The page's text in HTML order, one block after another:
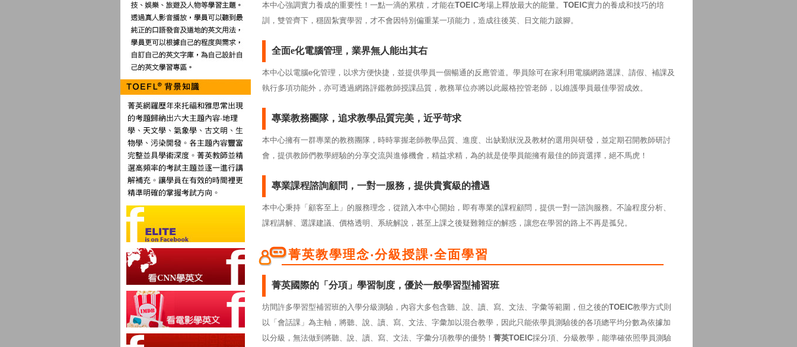
本中心強調實力養成的重要性！一點一滴的累積，才能在TOEIC考場上釋放最大的能量。 TOEIC實力的養成和技巧的培
訓，雙管齊下，穩固紮實學習，才不會因特別偏重某一項能力，造成往後英、日文能力跛腳。
全面e化電腦管理，業界無人能出其右
本中心以電腦e化管理，以求方便快捷，並提供學員一個暢通的反應管道。學員除可在家利用電腦網路選課、請假、補課及
執行多項功能外，亦可透過網路評鑑教師授課品質，教務單位亦將以此嚴格控管老師，以維護學員最佳學習成效。
專業教務團隊，追求教學品質完美，近乎苛求
本中心擁有一群專業的教務團隊，時時掌握老師教學品質、進度、出缺勤狀況及教材的選用與研發，並定期召開教師研討
會，提供教師們教學經驗的分享交流與進修機會，精益求精，為的就是使學員能擁有最佳的師資選擇，絕不馬虎！
專業課程諮詢顧問，一對一服務，提供貴賓級的禮遇
本中心秉持「顧客至上」的服務理念，從踏入本中心開始，即有專業的課程顧問，提供一對一諮詢服務。不論程度分析、
課程講解、選課建議、價格透明、系統解說，甚至上課之後疑難雜症的解惑，讓您在學習的路上不再是孤兒。
菁英教學理念‧分級授課‧全面學習
菁英國際的「分項」學習制度，優於一般學習型補習班
坊間許多學習型補習班的入學分級測驗，內容大多包含聽、說、讀、寫、文法、字彙等範圍，但之後的TOEIC教學方式則
以「會話課」為主軸，將聽、說、讀、寫、文法、字彙加以混合教學，因此只能依學員測驗後的各項總平均分數為依據加
以分級，無法做到將聽、說、讀、寫、文法、字彙分項教學的優勢！ 菁英TOEIC採分項、分級教學，能準確依照學員測驗